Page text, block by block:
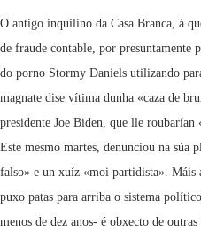
O antigo inquilino da Casa Branca, á
de fraude contable, por presuntamente
do porno Stormy Daniels utilizando
magnate dise vítima dunha «caza de
presidente Joe Biden, que lle
Este mesmo martes, denunciou na súa
falso» e un xuíz «moi partidista». Máis
puxo patas para arriba o sistema
menos de dez anos- é obxecto de